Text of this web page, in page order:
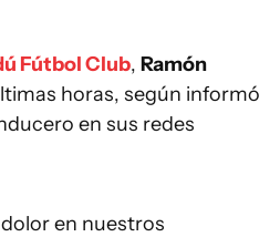
Fútbol Club, Ramón
horas, según informó
en sus redes
en nuestros